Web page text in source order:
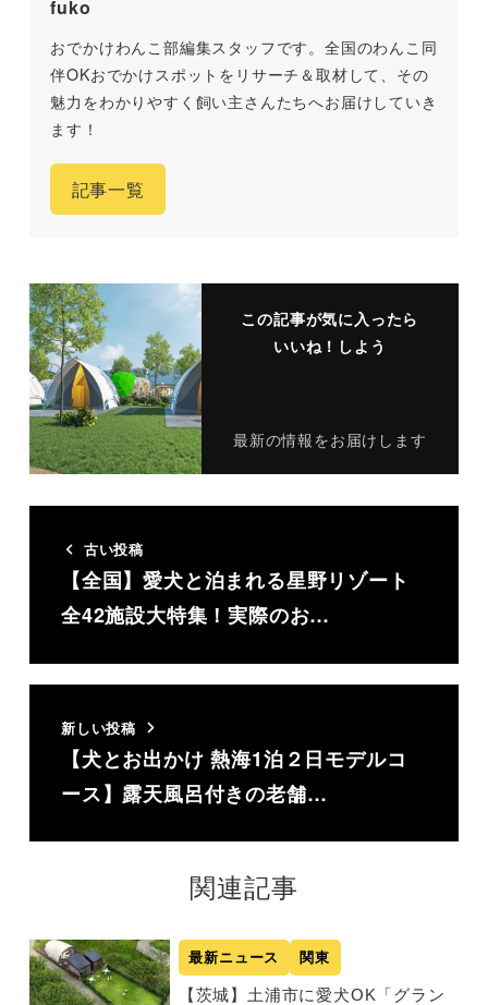
fuko
おでかけわんこ部編集スタッフです。全国のわんこ同
伴OKおでかけスポットをリサーチ＆取材して、その
魅力をわかりやすく飼い主さんたちへお届けしていき
ます！
記事一覧
この記事が気に入ったら
いいね！しよう
最新の情報をお届けします
古い投稿
【全国】愛犬と泊まれる星野リゾート
全42施設大特集！実際のお…
新しい投稿
【犬とお出かけ 熱海1泊２日モデルコ
ース】露天風呂付きの老舗…
関連記事
最新ニュース 関東
【茨城】土浦市に愛犬OK「グラン